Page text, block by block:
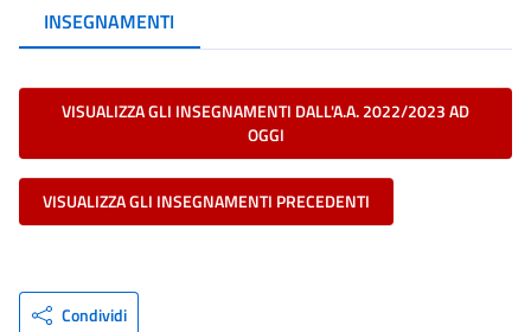
INSEGNAMENTI
VISUALIZZA GLI INSEGNAMENTI DALL'A.A. 2022/2023 AD
OGGI
VISUALIZZA GLI INSEGNAMENTI PRECEDENTI
Condividi